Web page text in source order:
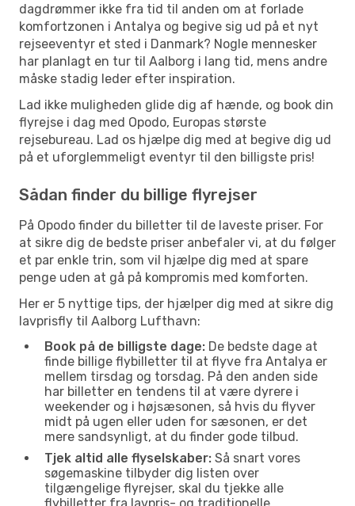
dagdrømmer ikke fra tid til anden om at forlade
komfortzonen i Antalya og begive sig ud på et nyt
rejseeventyr et sted i Danmark? Nogle mennesker
har planlagt en tur til Aalborg i lang tid, mens andre
måske stadig leder efter inspiration.
Lad ikke muligheden glide dig af hænde, og book din
flyrejse i dag med Opodo, Europas største
rejsebureau. Lad os hjælpe dig med at begive dig ud
på et uforglemmeligt eventyr til den billigste pris!
Sådan finder du billige flyrejser
På Opodo finder du billetter til de laveste priser. For
at sikre dig de bedste priser anbefaler vi, at du følger
et par enkle trin, som vil hjælpe dig med at spare
penge uden at gå på kompromis med komforten.
Her er 5 nyttige tips, der hjælper dig med at sikre dig
lavprisfly til Aalborg Lufthavn:
Book på de billigste dage: De bedste dage at
finde billige flybilletter til at flyve fra Antalya er
mellem tirsdag og torsdag. På den anden side
har billetter en tendens til at være dyrere i
weekender og i højsæsonen, så hvis du flyver
midt på ugen eller uden for sæsonen, er det
mere sandsynligt, at du finder gode tilbud.
Tjek altid alle flyselskaber: Så snart vores
søgemaskine tilbyder dig listen over
tilgængelige flyrejser, skal du tjekke alle